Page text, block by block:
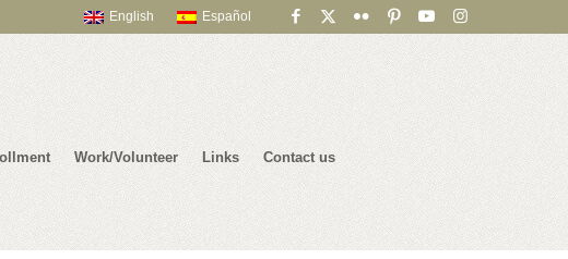
English Español
Work/Volunteer Links Contact us